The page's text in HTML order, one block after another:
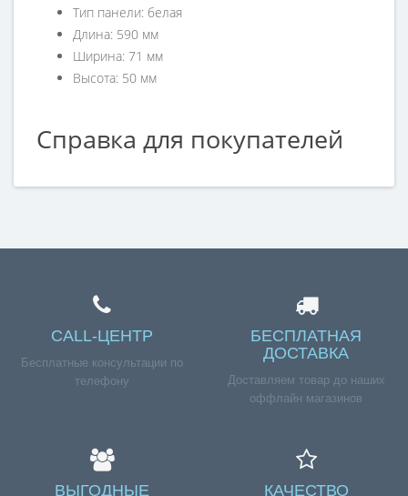
Тип панели: белая
Длина: 590 мм
Ширина: 71 мм
Высота: 50 мм
Справка для покупателей
Атлант L=590мм», но у вас возникли сложности
CALL-ЦЕНТР
Бесплатные консультации по
телефону
БЕСПЛАТНАЯ
ДОСТАВКА
Доставляем товар до наших
оффлайн магазинов
ВЫГОДНЫЕ
КАЧЕСТВО